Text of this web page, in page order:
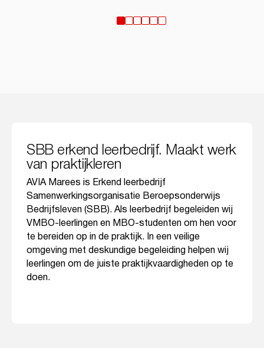
SBB erkend leerbedrijf. Maakt werk
van praktijkleren
AVIA Marees is Erkend leerbedrijf
Samenwerkingsorganisatie Beroepsonderwijs
Bedrijfsleven (SBB). Als leerbedrijf begeleiden wij
VMBO-leerlingen en MBO-studenten om hen voor
te bereiden op in de praktijk. In een veilige
omgeving met deskundige begeleiding helpen wij
leerlingen om de juiste praktijkvaardigheden op te
doen.